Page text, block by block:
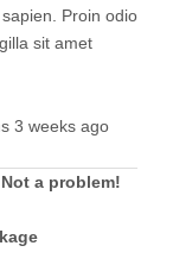
Proin odio
sit amet
3 weeks ago
a problem!